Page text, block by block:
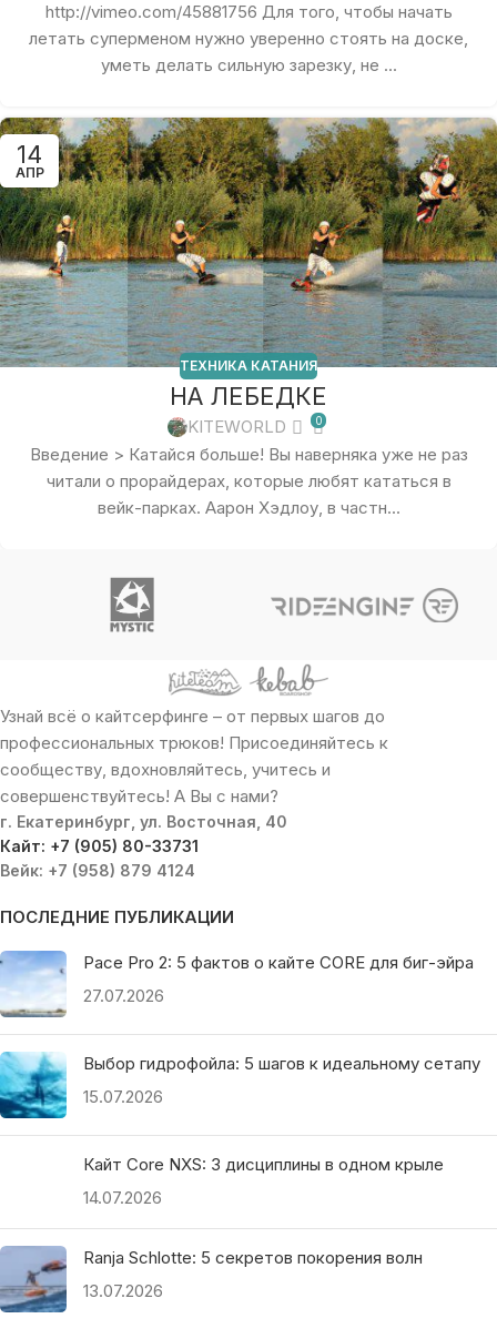
http://vimeo.com/45881756 Для того, чтобы начать
летать суперменом нужно уверенно стоять на доске,
уметь делать сильную зарезку, не ...
14
АПР
ТЕХНИКА КАТАНИЯ
НА ЛЕБЕДКЕ
KITEWORLD 0
Введение > Катайся больше! Вы наверняка уже не раз
читали о прорайдерах, которые любят кататься в
вейк-парках. Аарон Хэдлоу, в частн...
Узнай всё о кайтсерфинге – от первых шагов до
профессиональных трюков! Присоединяйтесь к
сообществу, вдохновляйтесь, учитесь и
совершенствуйтесь! А Вы с нами?
г. Екатеринбург, ул. Восточная, 40
Кайт: +7 (905) 80-33731
Вейк: +7 (958) 879 4124
ПОСЛЕДНИЕ ПУБЛИКАЦИИ
Pace Pro 2: 5 фактов о кайте CORE для биг-эйра
27.07.2026
Выбор гидрофойла: 5 шагов к идеальному сетапу
15.07.2026
Кайт Core NXS: 3 дисциплины в одном крыле
14.07.2026
Ranja Schlotte: 5 секретов покорения волн
13.07.2026